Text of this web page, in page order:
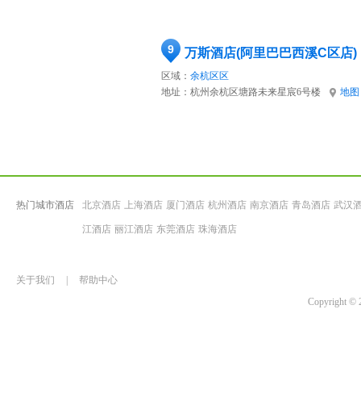
9 万斯酒店(阿里巴巴西溪C区店)
区域： 余杭区区
地址： 杭州余杭区塘路未来星宸6号楼 地图
热门城市酒店 北京酒店 上海酒店 厦门酒店 杭州酒店 南京酒店 青岛酒店 武汉
江酒店 丽江酒店 东莞酒店 珠海酒店
关于我们
帮助中心
Copyright ©